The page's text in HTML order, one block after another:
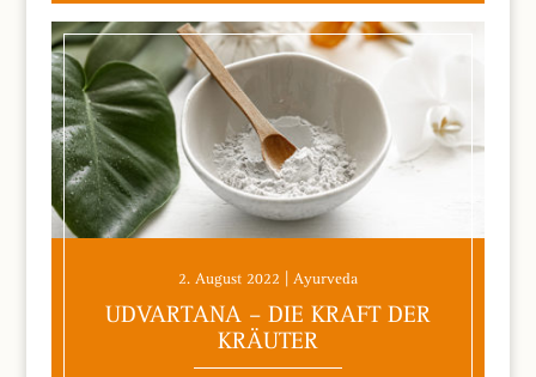
2. August 2022 | Ayurveda
UDVARTANA – DIE KRAFT DER
KRÄUTER